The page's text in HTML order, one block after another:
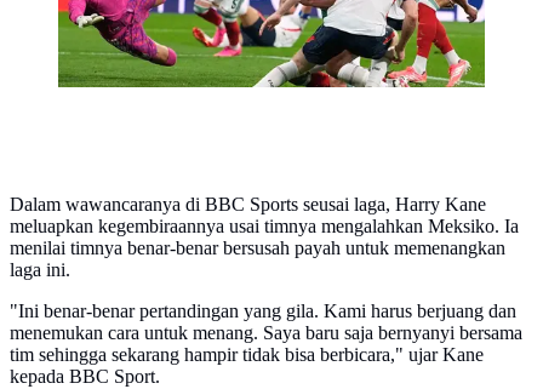
Dalam wawancaranya di BBC Sports seusai laga, Harry Kane
meluapkan kegembiraannya usai timnya mengalahkan Meksiko. Ia
menilai timnya benar-benar bersusah payah untuk memenangkan
laga ini.
"Ini benar-benar pertandingan yang gila. Kami harus berjuang dan
menemukan cara untuk menang. Saya baru saja bernyanyi bersama
tim sehingga sekarang hampir tidak bisa berbicara," ujar Kane
kepada BBC Sport.